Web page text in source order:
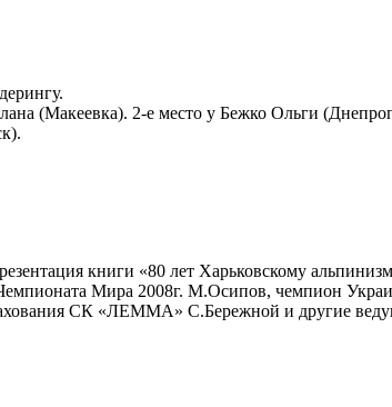
(Макеевка). 2-е место у Бежко Ольги
книги «80 лет Харьковскому
Мира 2008г. М.Осипов, чемпион
СК «ЛЕММА» С.Бережной и другие